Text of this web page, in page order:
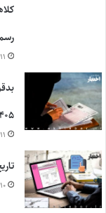
۱۱ مرداد ۱۴۰۵
۱۱ مرداد ۱۴۰۵
۱۰ مرداد ۱۴۰۵